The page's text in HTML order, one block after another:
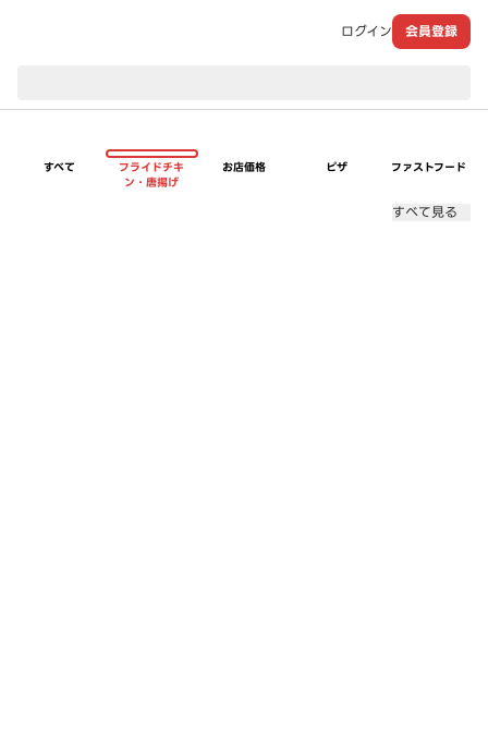
ログイン 会員登録
すべて
フライドチキ
ン・唐揚げ
お店価格 ピザ ファストフード
すべて見る